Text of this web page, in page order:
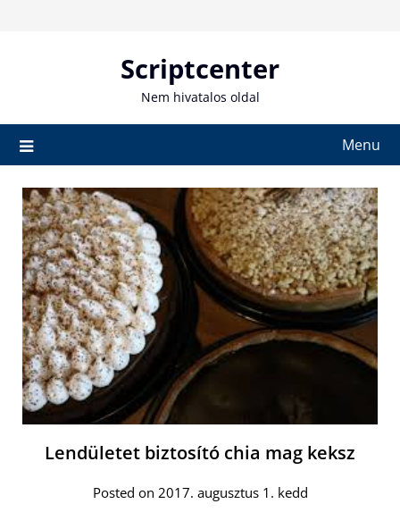
Scriptcenter
Nem hivatalos oldal
Menu
Lendületet biztosító chia mag keksz
Posted on 2017. augusztus 1. kedd